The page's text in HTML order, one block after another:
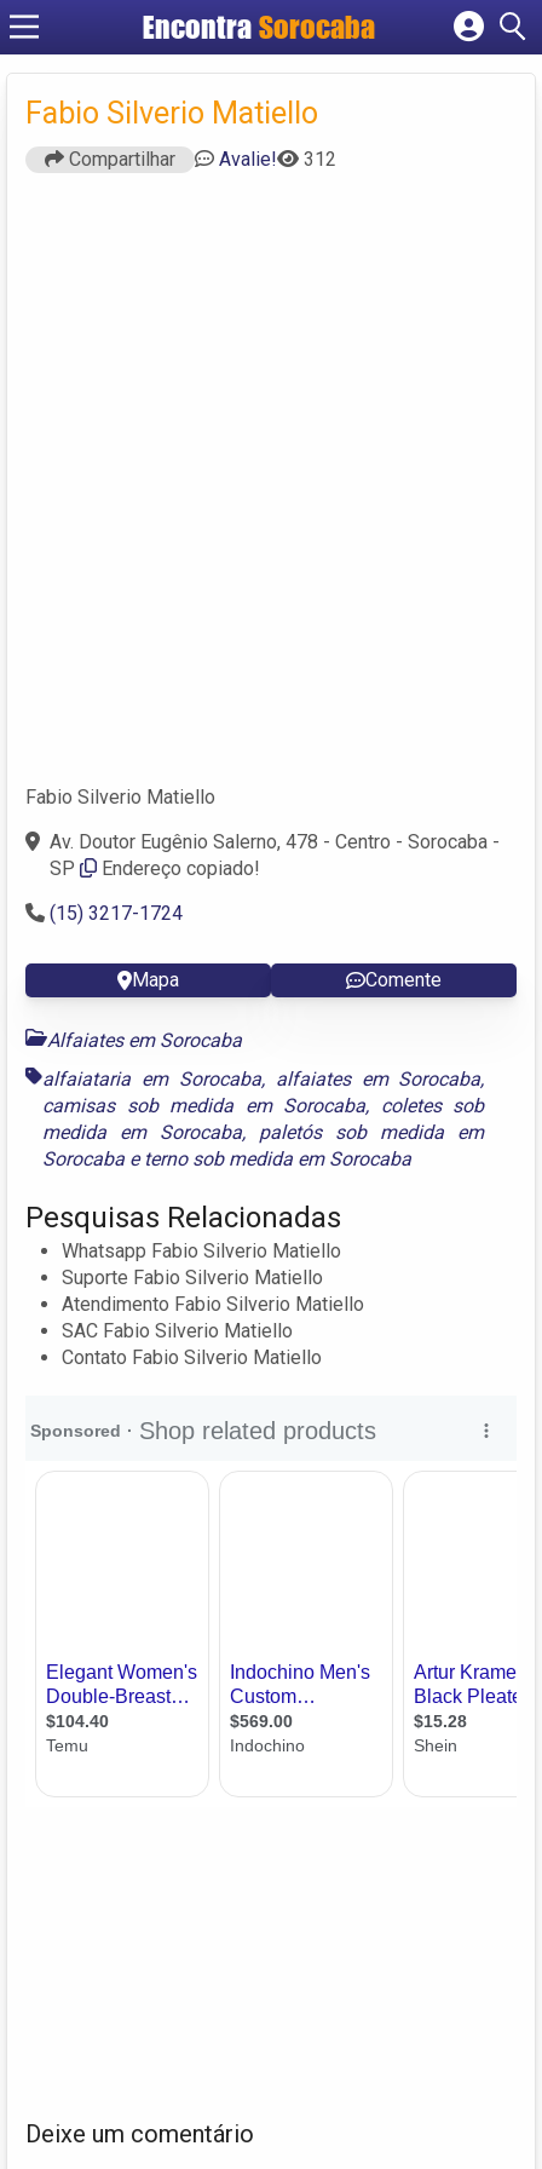
EncontraSorocaba
Cadastrar empresa
Criar conta
Fabio Silverio Matiello
Compartilhar Avalie! 312
Fabio Silverio Matiello
Av. Doutor Eugênio Salerno, 478 - Centro - Sorocaba -
SP
Endereço copiado!
(15) 3217-1724
Mapa Comente
Alfaiates em Sorocaba
alfaiataria em Sorocaba, alfaiates em Sorocaba,
camisas sob medida em Sorocaba, coletes sob
medida em Sorocaba, paletós sob medida em
Sorocaba e terno sob medida em Sorocaba
Pesquisas Relacionadas
Whatsapp Fabio Silverio Matiello
Suporte Fabio Silverio Matiello
Atendimento Fabio Silverio Matiello
SAC Fabio Silverio Matiello
Contato Fabio Silverio Matiello
Deixe um comentário